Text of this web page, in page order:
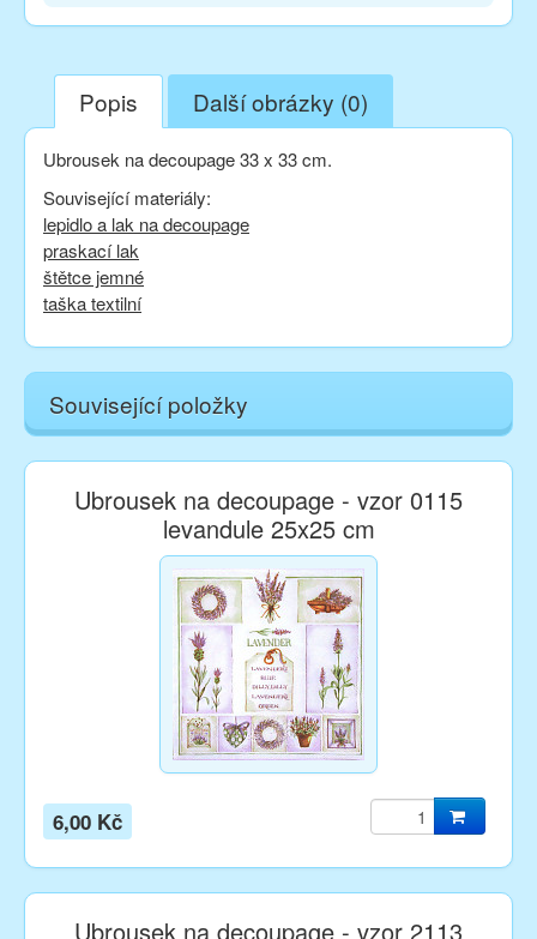
Popis Další obrázky (0)
Ubrousek na decoupage 33 x 33 cm.
Související materiály:
lepidlo a lak na decoupage
praskací lak
štětce jemné
taška textilní
Související položky
Ubrousek na decoupage - vzor 0115
levandule 25x25 cm
6,00 Kč
Ubrousek na decoupage - vzor 2113